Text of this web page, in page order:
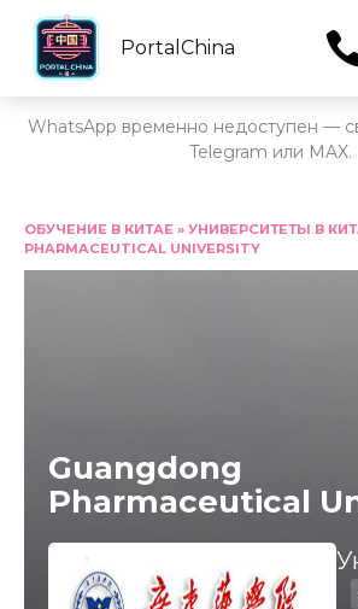
PortalChina
WhatsApp временно недоступен —
Telegram или MAX.
содержанию
ОБУЧЕНИЕ В КИТАЕ » УНИВЕРСИТЕТЫ В
PHARMACEUTICAL UNIVERSITY
Guangdong
Pharmaceutical